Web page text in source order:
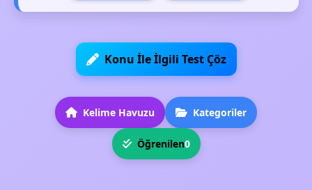
Konu İle İlgili Test Çöz
Kelime Havuzu Kategoriler
Öğrenilen0